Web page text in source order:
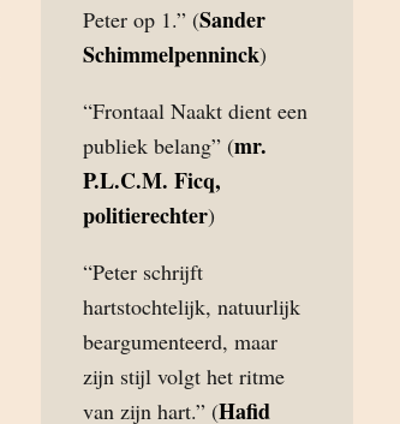
Peter op 1.” (Sander
Schimmelpenninck)
“Frontaal Naakt dient een
publiek belang” (mr.
P.L.C.M. Ficq,
politierechter)
“Peter schrijft
hartstochtelijk, natuurlijk
beargumenteerd, maar
zijn stijl volgt het ritme
van zijn hart.” (Hafid